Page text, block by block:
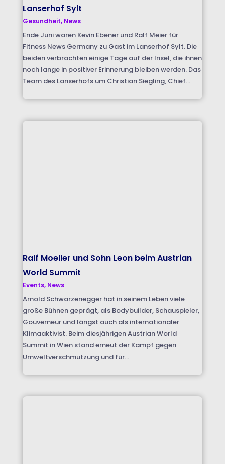
Lanserhof Sylt
Gesundheit, News
Ende Juni waren Kevin Ebener und Ralf Meier für
Fitness News Germany zu Gast im Lanserhof Sylt. Die
beiden verbrachten einige Tage auf der Insel, die ihnen
noch lange in positiver Erinnerung bleiben werden. Das
Team des Lanserhofs um Christian Siegling, Chief...
Ralf Moeller und Sohn Leon beim Austrian
World Summit
Events, News
Arnold Schwarzenegger hat in seinem Leben viele
große Bühnen geprägt, als Bodybuilder, Schauspieler,
Gouverneur und längst auch als internationaler
Klimaaktivist. Beim diesjährigen Austrian World
Summit in Wien stand erneut der Kampf gegen
Umweltverschmutzung und für...